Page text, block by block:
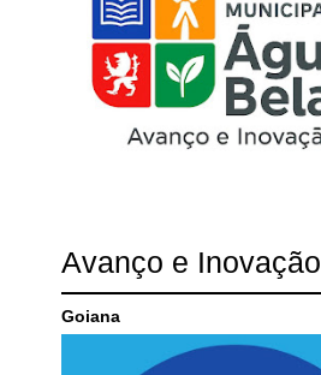
Avanço e Inovação
Goiana